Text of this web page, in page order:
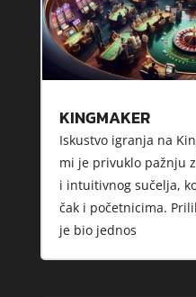
KINGMAKER
Iskustvo igranja na
mi je privuklo pažnju
i intuitivnog sučelja,
čak i početnicima.
je bio jednos